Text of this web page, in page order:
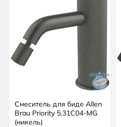
Смеситель для биде Allen
Brau Priority 5.31С04-MG
(никель)